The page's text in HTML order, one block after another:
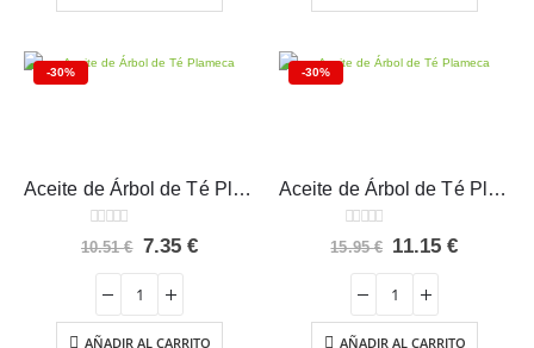
-30%
Aceite de Árbol de Té Plameca 15ml
0out of 5
10.51€ El
era:
10.51 €.
7.35 €El
7.35 €.
AÑADIR AL CARRITO
-30%
Aceite de Árbol de Té Plameca 25ml
0 out of 5
15.95€ El
era:
15.95 €.
11.15€El
11.15 €.
AÑADIR AL CARRITO